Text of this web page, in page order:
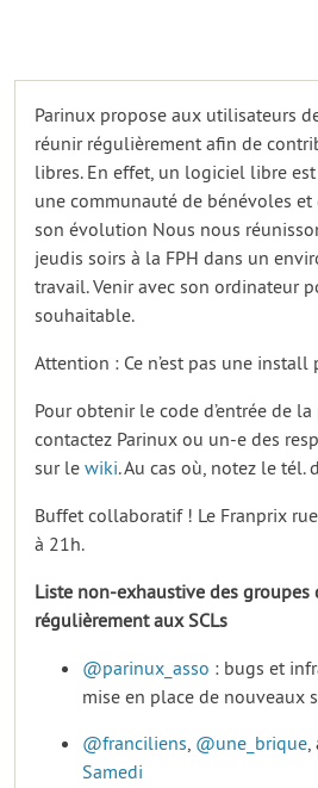
Parinux propose aux utilisateurs
réunir régulièrement afin de
libres. En effet, un logiciel libre
une communauté de bénévoles et
son évolution Nous nous
jeudis soirs à la FPH dans un
travail. Venir avec son ordinateur
souhaitable.
Attention : Ce n’est pas une install
Pour obtenir le code d’entrée de
contactez Parinux ou un-e des
sur le wiki. Au cas où, notez le tél.
Buffet collaboratif ! Le Franprix
à 21h.
Liste non-exhaustive des
régulièrement aux SCLs
@parinux_asso : bugs et
mise en place de nouveaux
@franciliens, @une_brique,
Samedi